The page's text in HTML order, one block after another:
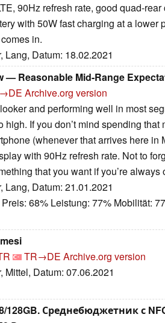
90Hz refresh rate, good quad-rear
with 50W fast charging at a lower
in.
Datum: 18.02.2021
— Reasonable Mid-Range
Archive.org version
and performing well in most
If you don’t mind spending that
(whenever that arrives here in
with 90Hz refresh rate. Not to
that you want if you’re always
Datum: 21.01.2021
Preis: 68% Leistung: 77% Mobilität:
TR→DE Archive.org version
Datum: 07.06.2021
128GB. Среднебюджетник с